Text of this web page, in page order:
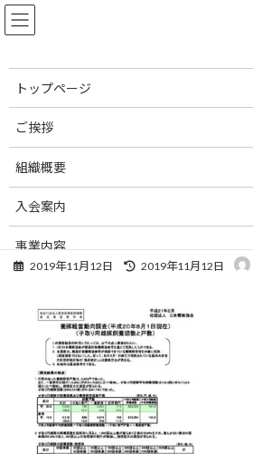
コ
ン
ナ
ビ
メディア
トップページ
youtonkeiei_h20
2019年11月12日
最
新
日
時
:
2019年11月12日
トップページ
ご挨拶
組織概要
入会案内
事業内容
刊行物
お問い合わせ
リンク集